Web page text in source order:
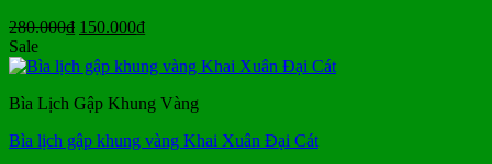
280.000₫ Giá
là:
150.000₫Giá
tại
150.000₫.
Sale
Bìa Lịch Gập Khung Vàng
Bìa lịch gập khung vàng Khai Xuân Đại Cát